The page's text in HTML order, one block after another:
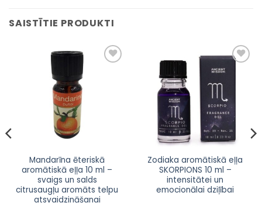
SAISTĪTIE PRODUKTI
sarakstam
Mandarīna ēteriskā
aromātiskā eļļa 10 ml –
svaigs un salds
citrusaugļu aromāts telpu
atsvaidzināšanai
Pievienot
Zodiaka aromātiskā eļļa
SKORPIONS 10 ml –
intensitātei un
emocionālai dziļībai